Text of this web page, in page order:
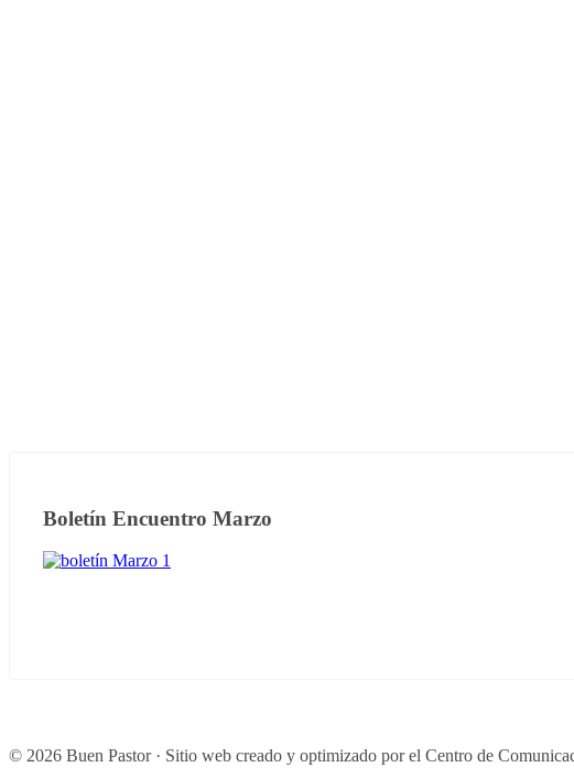
Boletín Encuentro Marzo
© 2026 Buen Pastor · Sitio web creado y optimizado por el Centro de